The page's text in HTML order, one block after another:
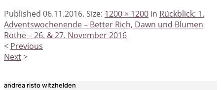
Published 06.11.2016. Size: 1200 × 1200 in Rückblick: 1.
Adventswochenende – Better Rich, Dawn und Blumen
Rothe – 26. & 27. November 2016
< Previous
Next>
andrea risto witzhelden